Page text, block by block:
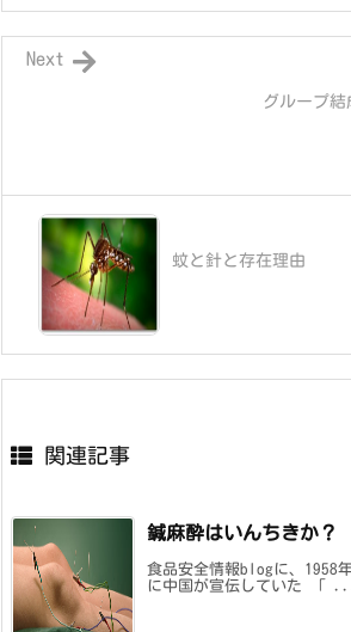
グループ結
Next
蚊と針と存在理由
関連記事
鍼麻酔はいんちきか？
食品安全情報blogに、1958
に中国が宣伝していた 「